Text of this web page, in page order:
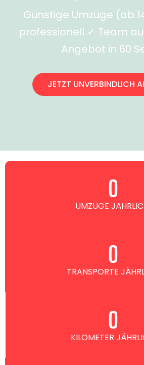
Günstige Umzüge (ab
professionell ✓ Team
Angebot in 60
JETZT UNVERBINDLICH
UMZÜGE0
TRANSPORTE
0
KILOMETER
0